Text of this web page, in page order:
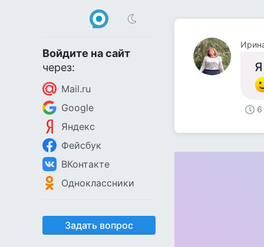
Войдите на сайт
через:
Mail.ru
Google
Яндекс
Фейсбук
ВКонтакте
Одноклассники
Задать вопрос
6